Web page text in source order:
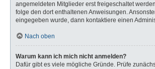
angemeldeten Mitglieder erst freigeschaltet
folge den dort enthaltenen Anweisungen.
eingegeben wurde, dann kontaktiere einen
Nach oben
Warum kann ich mich nicht anmelden?
Dafür gibt es viele mögliche Gründe. Prüfe